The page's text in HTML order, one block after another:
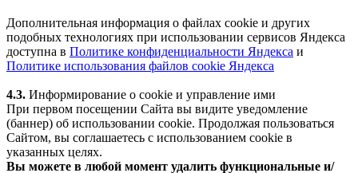
Дополнительная информация о файлах cookie и других
подобных технологиях при использовании сервисов Яндекса
доступна в Политике конфиденциальности Яндекса и
Политике использования файлов cookie Яндекса
4.3. Информирование о cookie и управление ими
При первом посещении Сайта вы видите уведомление
(баннер) об использовании cookie. Продолжая пользоваться
Сайтом, вы соглашаетесь с использованием cookie в
указанных целях.
Вы можете в любой момент удалить функциональные и/